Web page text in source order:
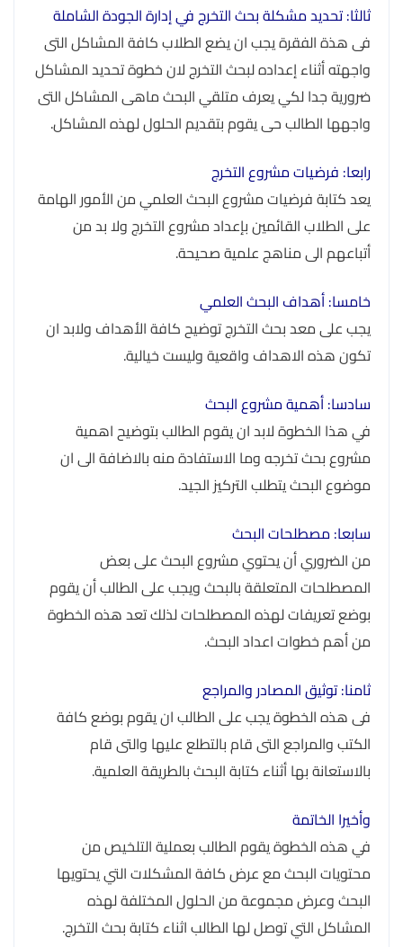
ثالثا: تحديد مشكلة بحث التخرج في إدارة الجودة الشاملة
فى هذة الفقرة يجب ان يضع الطلاب كافة المشاكل التى
واجهته أثناء إعداده لبحث التخرج لان خطوة تحديد المشاكل
ضرورية جدا لكي يعرف متلقي البحث ماهى المشاكل التى
واجهها الطالب حى يقوم بتقديم الحلول لهذه المشاكل.
رابعا: فرضيات مشروع التخرج
يعد كتابة فرضيات مشروع البحث العلمي من الأمور الهامة
على الطلاب القائمين بإعداد مشروع التخرج ولا بد من
أتباعهم الى مناهج علمية صحيحة.
خامسا: أهداف البحث العلمي
يجب على معد بحث التخرج توضيح كافة الأهداف ولابد ان
تكون هذه الاهداف واقعية وليست خيالية.
سادسا: أهمية مشروع البحث
في هذا الخطوة لابد ان يقوم الطالب بتوضيح اهمية
مشروع بحث تخرجه وما الاستفادة منه بالاضافة الى ان
موضوع البحث يتطلب التركيز الجيد.
سابعا: مصطلحات البحث
من الضروري أن يحتوي مشروع البحث على بعض
المصطلحات المتعلقة بالبحث ويجب على الطالب أن يقوم
بوضع تعريفات لهذه المصطلحات لذلك تعد هذه الخطوة
من أهم خطوات اعداد البحث.
ثامنا: توثيق المصادر والمراجع
فى هذه الخطوة يجب على الطالب ان يقوم بوضع كافة
الكتب والمراجع التى قام بالتطلع عليها والتى قام
بالاستعانة بها أثناء كتابة البحث بالطريقة العلمية.
وأخيرا الخاتمة
في هذه الخطوة يقوم الطالب بعملية التلخيص من
محتويات البحث مع عرض كافة المشكلات التي يحتويها
البحث وعرض مجموعة من الحلول المختلفة لهذه
المشاكل التي توصل لها الطالب اثناء كتابة بحث التخرج.